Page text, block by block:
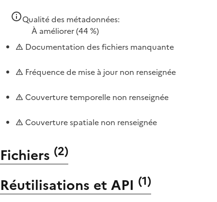
Qualité des métadonnées:
À améliorer(44 %)
Documentation des fichiers manquante
Fréquence de mise à jour non renseignée
Couverture temporelle non renseignée
Couverture spatiale non renseignée
Fichiers (2)
Réutilisations et API (1)